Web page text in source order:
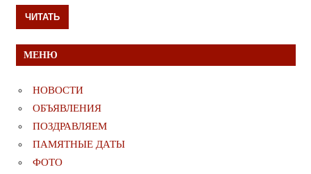
ЧИТАТЬ
МЕНЮ
НОВОСТИ
ОБЪЯВЛЕНИЯ
ПОЗДРАВЛЯЕМ
ПАМЯТНЫЕ ДАТЫ
ФОТО